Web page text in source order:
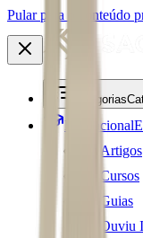
Pular para o conteúdo
Categorias
Educacional
Artigos
Cursos
Guias
Ouviu